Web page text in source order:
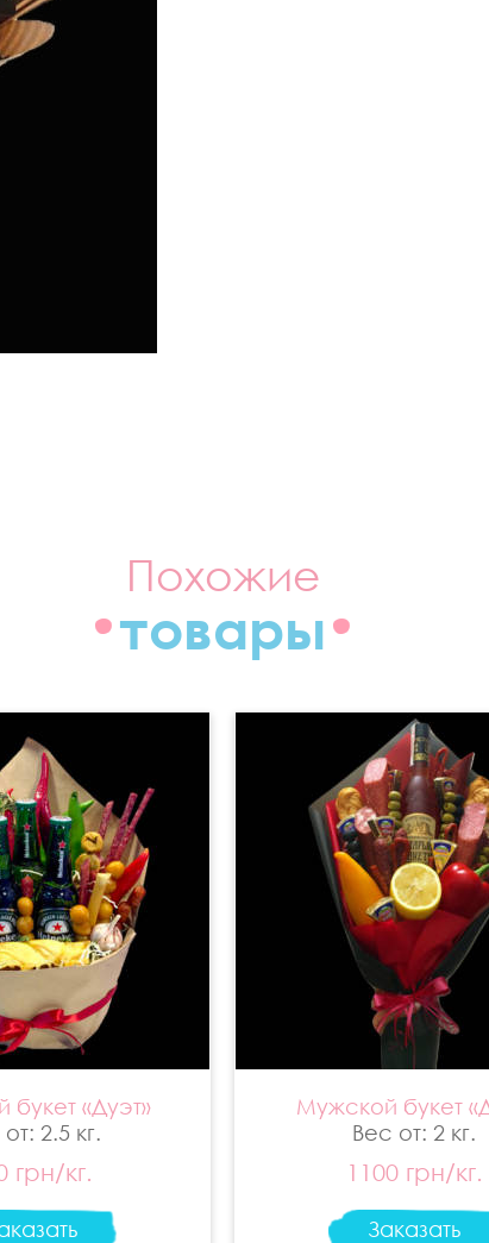
Похожие
товары
«Дуэт»
2.5 кг.
грн/кг.
Мужской букет
Вес от: 2 кг.
1100 грн/кг.
Заказать